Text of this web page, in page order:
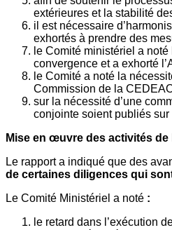
extérieures et la stabilité
il est nécessaire
exhortés à prendre des
le Comité ministériel a
convergence et a exhorté
le Comité a noté la
Commission de la
sur la nécessité d’une
conjointe soient publiés
Mise en œuvre des activités de
Le rapport a indiqué que des
de certaines diligences qui
Le Comité Ministériel a noté :
le retard dans l’exécution